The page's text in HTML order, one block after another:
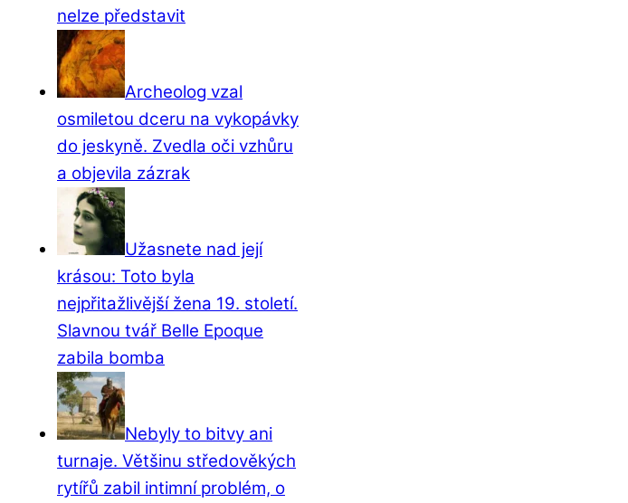
nelze představit
Archeolog vzal
osmiletou dceru na vykopávky
do jeskyně. Zvedla oči vzhůru
a objevila zázrak
Užasnete nad její
krásou: Toto byla
nejpřitažlivější žena 19. století.
Slavnou tvář Belle Epoque
zabila bomba
Nebyly to bitvy ani
turnaje. Většinu středověkých
rytířů zabil intimní problém, o